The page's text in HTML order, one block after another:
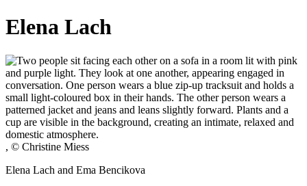
Elena Lach
, © Christine Miess
Elena Lach and Ema Bencikova